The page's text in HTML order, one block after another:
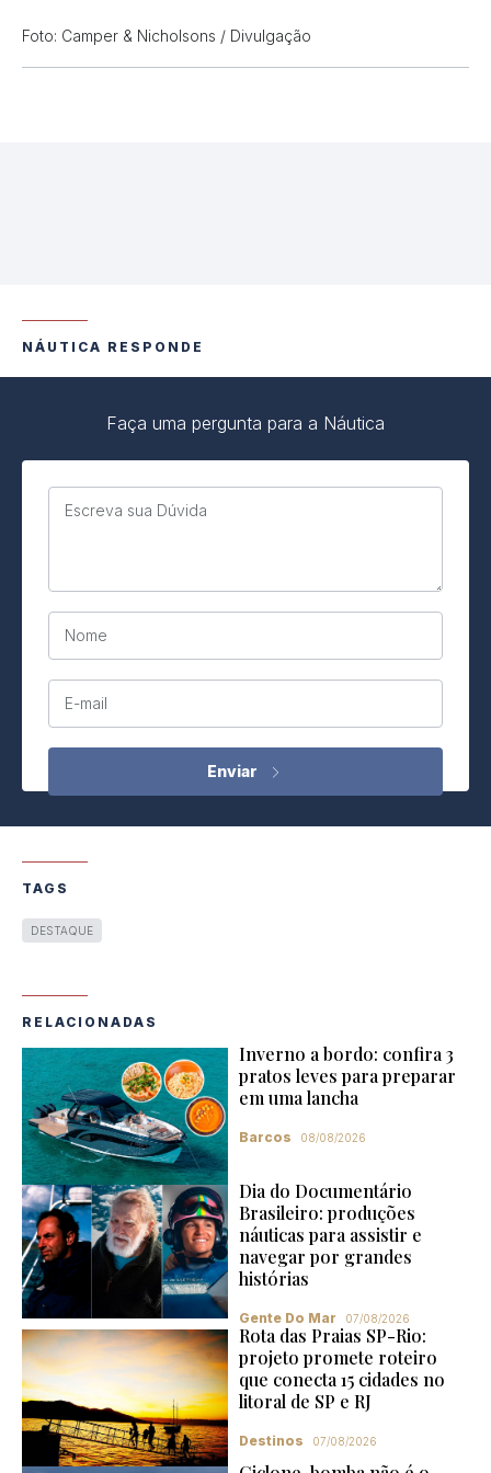
Foto: Camper & Nicholsons / Divulgação
NÁUTICA RESPONDE
Faça uma pergunta para a Náutica
Escreva sua Dúvida
Nome
E-mail
TAGS
DESTAQUE
RELACIONADAS
Inverno a bordo: confira 3
pratos leves para preparar
em uma lancha
Barcos 08/08/2026
Dia do Documentário
Brasileiro: produções
náuticas para assistir e
navegar por grandes
histórias
Gente Do Mar 07/08/2026
Rota das Praias SP-Rio:
projeto promete roteiro
que conecta 15 cidades no
litoral de SP e RJ
Destinos 07/08/2026